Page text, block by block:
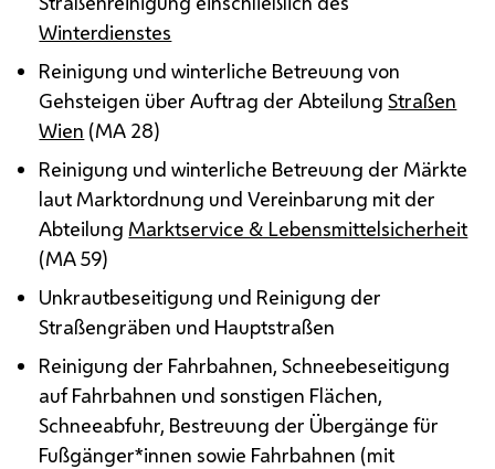
Winterdienstes
Reinigung und winterliche Betreuung von
Gehsteigen über Auftrag der AbteilungStraßen
Wien (MA 28)
Reinigung und winterliche Betreuung der Märkte
laut Marktordnung und Vereinbarung mit der
Abteilung Marktservice & Lebensmittelsicherheit
(MA59)
Unkrautbeseitigung und Reinigung der
Straßengräben und Hauptstraßen
Reinigung der Fahrbahnen, Schneebeseitigung
auf Fahrbahnen und sonstigen Flächen,
Schneeabfuhr, Bestreuung der Übergänge für
Fußgänger*innen sowie Fahrbahnen (mit